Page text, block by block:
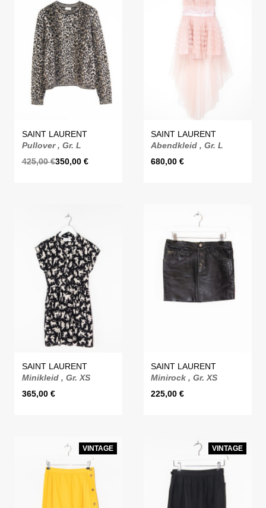
SAINT LAURENT
Pullover , Gr. L
425,00€350,00 €
SAINT LAURENT
Abendkleid , Gr. L
680,00€
SAINT LAURENT
Minikleid , Gr. XS
365,00 €
SAINT LAURENT
Minirock , Gr. XS
225,00€
VINTAGE VINTAGE